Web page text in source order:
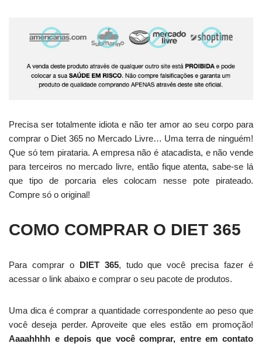
Precisa ser totalmente idiota e não ter amor ao seu corpo para
comprar o Diet 365 no Mercado Livre… Uma terra de ninguém!
Que só tem pirataria. A empresa não é atacadista, e não vende
para terceiros no mercado livre, então fique atenta, sabe-se lá
que tipo de porcaria eles colocam nesse pote pirateado.
Compre só o original!
COMO COMPRAR O DIET 365
Para comprar o DIET 365, tudo que você precisa fazer é
acessar o link abaixo e comprar o seu pacote de produtos.
Uma dica é comprar a quantidade correspondente ao peso que
você deseja perder. Aproveite que eles estão em promoção!
Aaaahhhh e depois que você comprar, entre em contato